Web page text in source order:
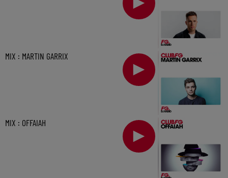
MIX : MARTIN GARRIX
MIX : OFFAIAH